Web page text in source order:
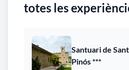
totes les
Santuari de
Pinós ***